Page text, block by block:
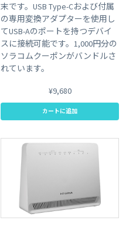
末です。USB Type-Cおよび付属
の専用変換アダプターを使用し
てUSB-Aのポートを持つデバイ
スに接続可能です。1,000円分の
ソラコムクーポンがバンドルさ
れています。
¥9,680
カートに追加